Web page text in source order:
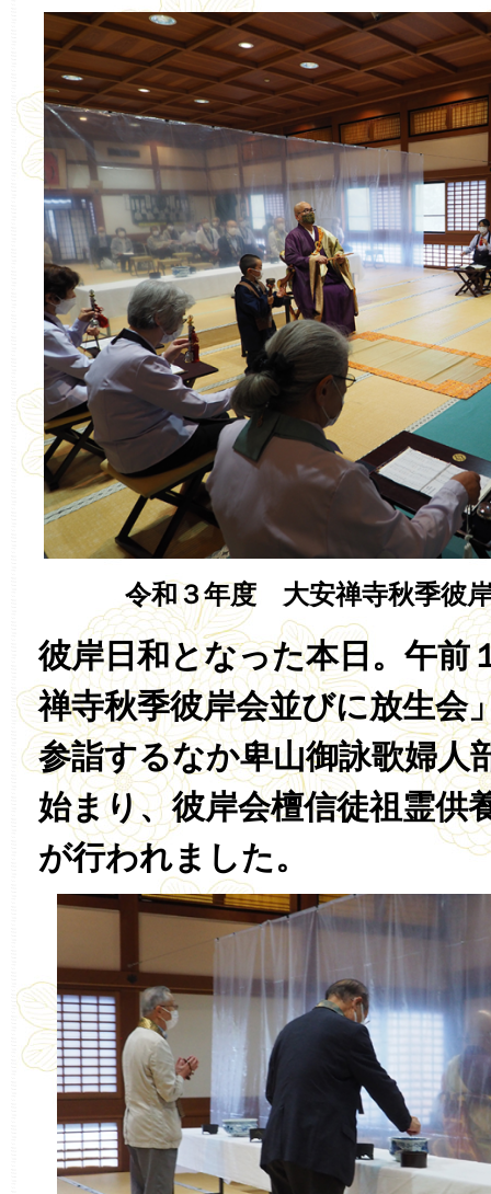
令和３年度 大安禅寺秋季彼
彼岸日和となった本日。午前
禅寺秋季彼岸会並びに放生会
参詣するなか卑山御詠歌婦人
始まり、彼岸会檀信徒祖霊供
が行われました。